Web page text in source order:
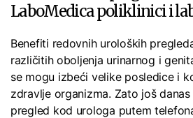
LaboMedica poliklinici i
Benefiti redovnih uroloških
različitih oboljenja urinarnog i
se mogu izbeći velike posledice i
zdravlje organizma. Zato još
pregled kod urologa putem